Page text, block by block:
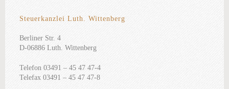
Steuerkanzlei Luth. Wittenberg
Berliner Str. 4
D-06886 Luth. Wittenberg
Telefon 03491 – 45 47 47-4
Telefax 03491 – 45 47 47-8